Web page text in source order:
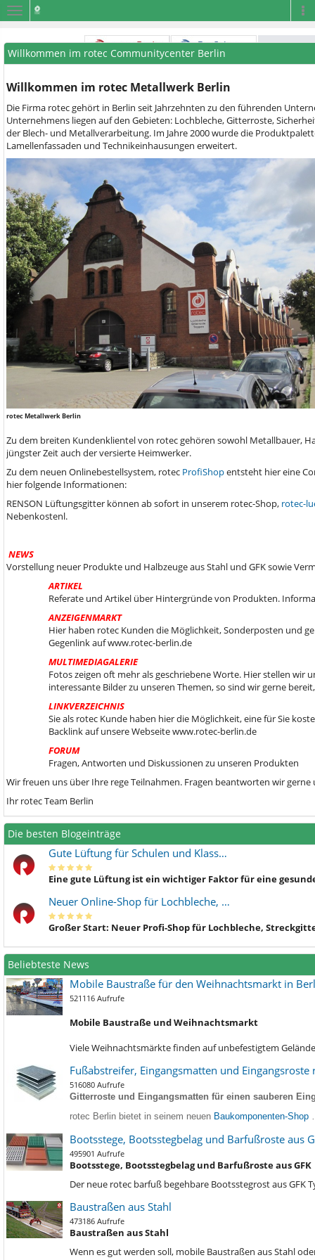
Navigation
Willkommen im rotec Communitycenter Berlin
Willkommen im rotec Metallwerk Berlin
Die Firma rotec gehört in Berlin seit Jahrzehnten zu den führenden
Unternehmens liegen auf den Gebieten: Lochbleche, Gitterroste,
der Blech- und Metallverarbeitung. Im Jahre 2000 wurde die
Lamellenfassaden und Technikeinhausungen erweitert.
rotec Metallwerk Berlin
Zu dem breiten Kundenklientel von rotec gehören sowohl Metallbauer,
jüngster Zeit auch der versierte Heimwerker.
Zu dem neuen Onlinebestellsystem, rotec ProfiShopentsteht hier eine
hier folgende Informationen:
RENSON Lüftungsgitter können ab sofort in unserem rotec-Shop, rotec-
Nebenkostenl.
NEWS
Vorstellung neuer Produkte und Halbzeuge aus Stahl und GFK sowie
ARTIKEL
Referate und Artikel über Hintergründe von Produkten.
ANZEIGENMARKT
Hier haben rotec Kunden die Möglichkeit, Sonderposten und
Gegenlink auf www.rotec-berlin.de
MULTIMEDIAGALERIE
Fotos zeigen oft mehr als geschriebene Worte. Hier stellen wir
interessante Bilder zu unseren Themen, so sind wir gerne
LINKVERZEICHNIS
Sie als rotec Kunde haben hier die Möglichkeit, eine für Sie
Backlink auf unsere Webseite www.rotec-berlin.de
FORUM
Fragen, Antworten und Diskussionen zu unseren Produkten
Wir freuen uns über Ihre rege Teilnahmen. Fragen beantworten wir
Ihr rotec Team Berlin
Die besten Blogeinträge
Gute Lüftung für Schulen und Klass…
Eine gute Lüftung ist ein wichtiger Faktor für eine
Neuer Online-Shop für Lochbleche, …
Großer Start: Neuer Profi-Shop für Lochbleche,
Beliebteste News
Mobile Baustraße für den Weihnachtsmarkt in
521116 Aufrufe
Mobile Baustraße und Weihnachtsmarkt
Viele Weihnachtsmärkte finden auf unbefestigtem
Fußabstreifer, Eingangsmatten und Eingangsroste
516080 Aufrufe
Gitterroste und Eingangsmatten für einen sauberen
rotec Berlin bietet in seinem neuen Baukomponenten-Shop
Bootsstege, Bootsstegbelag und Barfußroste aus
495901 Aufrufe
Bootsstege, Bootsstegbelag und Barfußroste aus GFK
Der neue rotec barfuß begehbare Bootsstegrost aus
Baustraßen aus Stahl
473186 Aufrufe
Baustraßen aus Stahl
Wenn es gut werden soll, mobile Baustraßen aus Stahl